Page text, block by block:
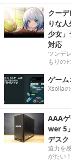
クー
りな
少女
対応
ツンデ
もりの
ゲー
Xsolla
AAA
wer 5
デスク
迫力を
がたい！